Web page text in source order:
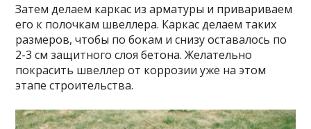
Затем делаем каркас из арматуры и привариваем
его к полочкам швеллера. Каркас делаем таких
размеров, чтобы по бокам и снизу оставалось по
2-3 см защитного слоя бетона. Желательно
покрасить швеллер от коррозии уже на этом
этапе строительства.